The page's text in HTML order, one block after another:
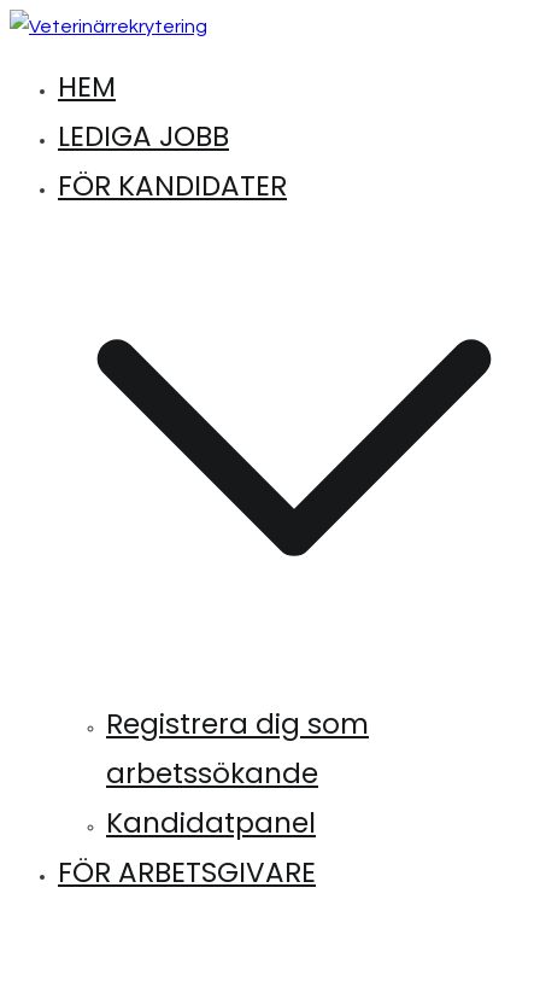
Hoppa
innehåll
Veterinärrekrytering
Hitta lediga jobb inom djursjukvård
HEM
LEDIGA JOBB
FÖR KANDIDATER
Registrera dig som
arbetssökande
Kandidatpanel
FÖR ARBETSGIVARE